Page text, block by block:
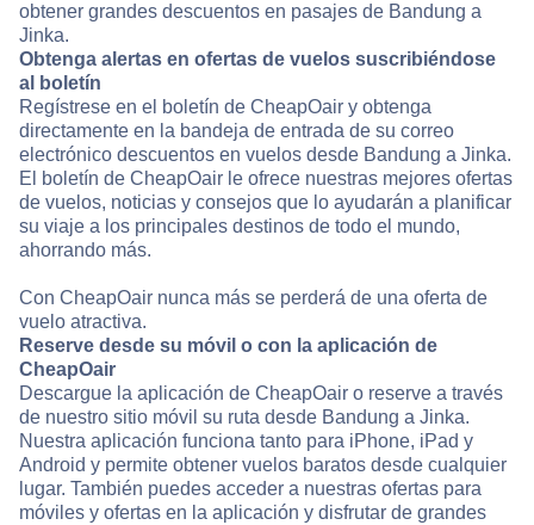
obtener grandes descuentos en pasajes de Bandung a
Jinka.
Obtenga alertas en ofertas de vuelos suscribiéndose
al boletín
Regístrese en el boletín de CheapOair y obtenga
directamente en la bandeja de entrada de su correo
electrónico descuentos en vuelos desde Bandung a Jinka.
El boletín de CheapOair le ofrece nuestras mejores ofertas
de vuelos, noticias y consejos que lo ayudarán a planificar
su viaje a los principales destinos de todo el mundo,
ahorrando más.
Con CheapOair nunca más se perderá de una oferta de
vuelo atractiva.
Reserve desde su móvil o con la aplicación de
CheapOair
Descargue la aplicación de CheapOair o reserve a través
de nuestro sitio móvil su ruta desde Bandung a Jinka.
Nuestra aplicación funciona tanto para iPhone, iPad y
Android y permite obtener vuelos baratos desde cualquier
lugar. También puedes acceder a nuestras ofertas para
móviles y ofertas en la aplicación y disfrutar de grandes